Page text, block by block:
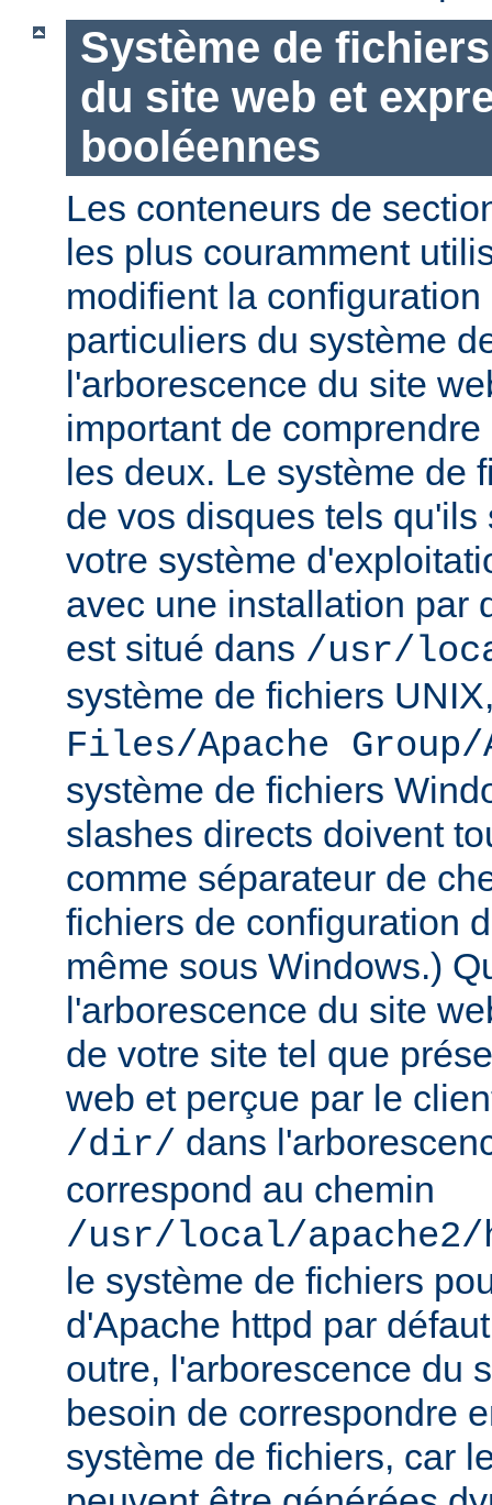
Système de
du site web et
booléennes
Les conteneurs de
les plus couramment
modifient la
particuliers du système
l'arborescence du site
important de
les deux. Le système de
de vos disques tels qu'ils
votre système
avec une installation par
est situé dans /usr/
système de fichiers
Files/Apache Group/
système de fichiers
slashes directs doivent
comme séparateur de
fichiers de configuration
même sous Windows.)
l'arborescence du site
de votre site tel que
web et perçue par le
/dir/ dans
correspond au chemin
/usr/local/
le système de fichiers
d'Apache httpd par
outre, l'arborescence du
besoin de correspondre
système de fichiers, car